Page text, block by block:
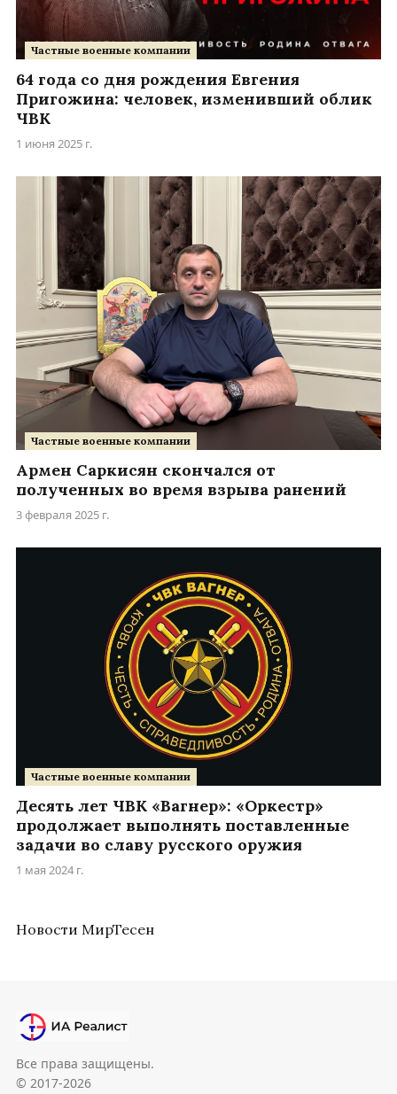
Частные военные компании
64 года со дня рождения Евгения
Пригожина: человек, изменивший облик
ЧВК
1 июня 2025 г.
Частные военные компании
Армен Саркисян скончался от
полученных во время взрыва ранений
3 февраля 2025 г.
Частные военные компании
Десять лет ЧВК «Вагнер»: «Оркестр»
продолжает выполнять поставленные
задачи во славу русского оружия
1 мая 2024 г.
Новости МирТесен
Все права защищены.
© 2017-2026